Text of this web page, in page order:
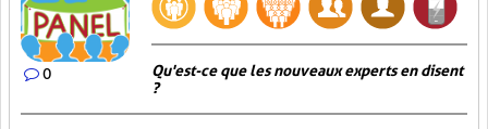
0
Qu'est-ce que les nouveaux experts en disent
?